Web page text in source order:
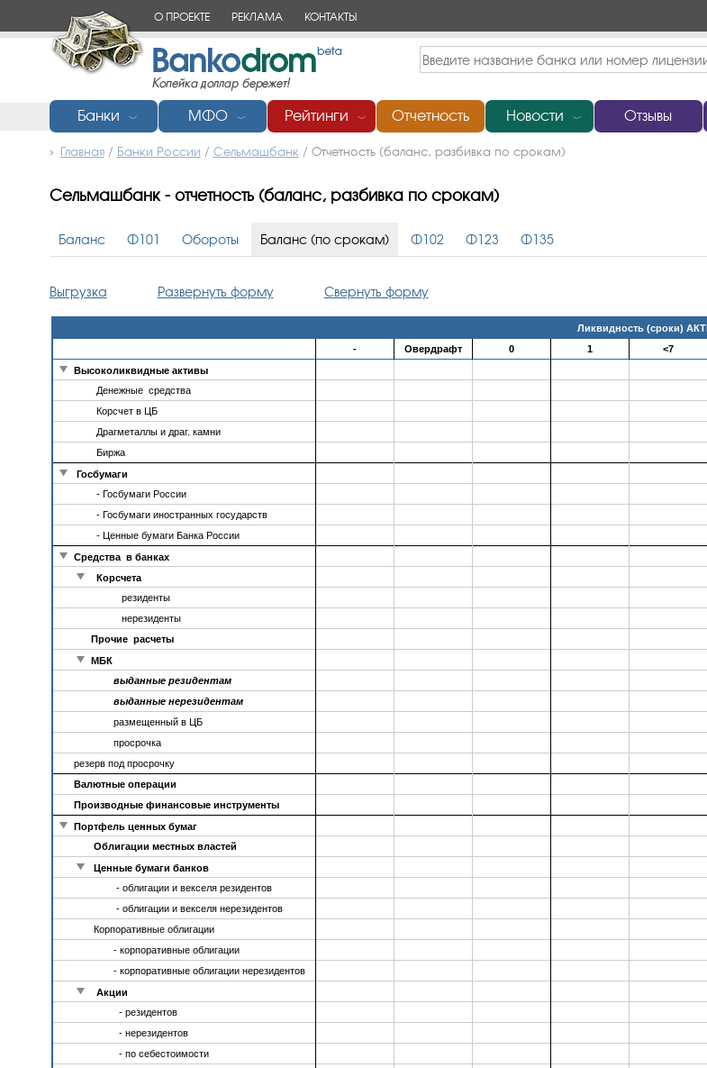
О ПРОЕКТЕ РЕКЛАМА КОНТАКТЫ
Банки ﹀ МФО ﹀ Рейтинги ﹀ Отчетность Новости ﹀ Отзывы
Главная/ Банки России / Сельмашбанк / Отчетность (баланс, разбивка по срокам)
Сельмашбанк - отчетность (баланс, разбивка по срокам)
Баланс Ф101 Обороты Баланс (по срокам) Ф102 Ф123 Ф135
Выгрузка Развернуть форму Свернуть форму
Ликвидность (сроки)
-
Овердрафт 0 1 <7
Высоколиквидные активы
Денежные средства
Корсчет в ЦБ
Драгметаллы и драг. камни
Биржа
Госбумаги
- Госбумаги России
- Госбумаги иностранных государств
- Ценные бумаги Банка России
Средства в банках
Корсчета
резиденты
нерезиденты
Прочие расчеты
МБК
выданные резидентам
выданные нерезидентам
размещенный в ЦБ
просрочка
резерв под просрочку
Валютные операции
Производные финансовые инструменты
Портфель ценных бумаг
Облигации местных властей
Ценные бумаги банков
- облигации и векселя резидентов
- облигации и векселя нерезидентов
Корпоративные облигации
- корпоративные облигации
- корпоративные облигации нерезидентов
Акции
- резидентов
- нерезидентов
- по себестоимости